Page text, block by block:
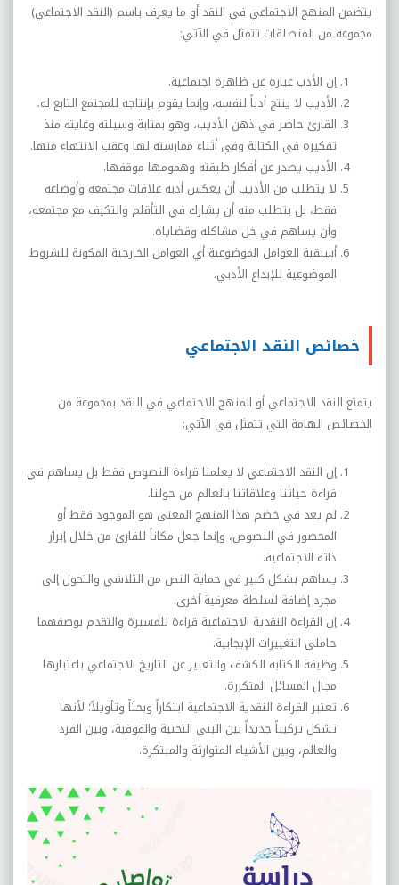
يتضمن المنهج الاجتماعي في النقد أو ما يعرف باسم (النقد الاجتماعي)
مجموعة من المنطلقات تتمثل في الآتي:
إن الأدب عبارة عن ظاهرة اجتماعية.
الأديب لا ينتج أدباً لنفسه، وإنما يقوم بإنتاجه للمجتمع التابع له.
القارئ حاضر في ذهن الأديب، وهو بمثابة وسيلته وغايته منذ
تفكيره في الكتابة وفي أثناء ممارسته لها وعقب الانتهاء منها.
الأديب يصدر عن أفكار طبقته وهمومها موقفها.
لا يتطلب من الأديب أن يعكس أدبه علاقات مجتمعه وأوضاعه
فقط، بل بتطلب منه أن يشارك في التأقلم والتكيف مع مجتمعه،
وأن يساهم في خل مشاكله وقضاياه.
أسبقية العوامل الموضوعية أي العوامل الخارجية المكونة للشروط
الموضوعية للإبداع الأدبي.
خصائص النقد الاجتماعي
يتمتع النقد الاجتماعي أو المنهج الاجتماعي في النقد بمجموعة من
الخصائص الهامة التي تتمثل في الآتي:
إن النقد الاجتماعي لا يعلمنا قراءة النصوص فقط بل يساهم في
قراءة حياتنا وعلاقاتنا بالعالم من حولنا.
لم يعد في خضم هذا المنهج المعنى هو الموجود فقط أو
المحصور في النصوص، وإنما جعل مكاناً للقارئ من خلال إبراز
ذاته الاجتماعية.
يساهم بشكل كبير في حماية النص من التلاشي والتحول إلى
مجرد إضافة لسلطة معرفية أخرى.
إن القراءة النقدية الاجتماعية قراءة للمسيرة والتقدم بوصفهما
حاملي التغييرات الإيجابية.
وظيفة الكتابة الكشف والتعبير عن التاريخ الاجتماعي باعتبارها
مجال المسائل المتكررة.
تعتبر القراءة النقدية الاجتماعية ابتكاراً وبحثاً وتأويلاً؛ لأنها
تشكل تركيباً جديداً بين البنى التحتية والفوقية، وبين الفرد
والعالم، وبين الأشياء المتوارثة والمبتكرة.